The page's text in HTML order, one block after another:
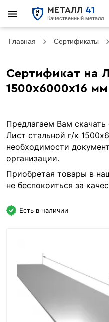
МЕТАЛЛ 41
Качественный металл
Главная Сертификаты
Сертификат на
1500х6000х16 мм
Предлагаем Вам
Лист стальной г/к
необходимости
организации.
Приобретая товары в
не беспокоиться за
Есть в наличии